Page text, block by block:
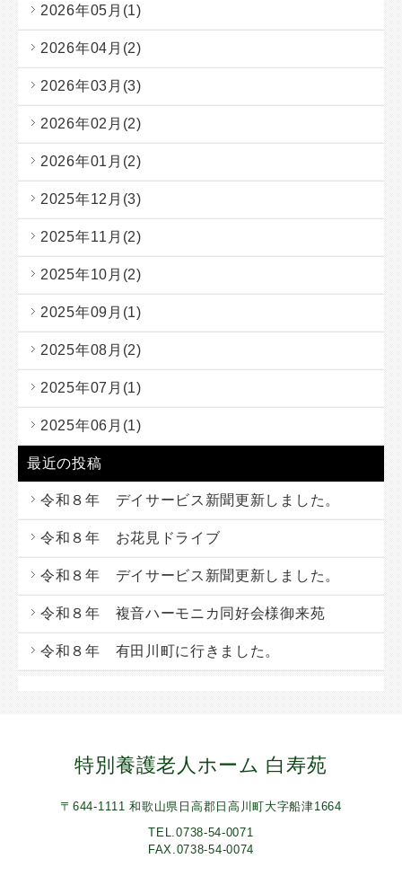
2026年05月(1)
2026年04月(2)
2026年03月(3)
2026年02月(2)
2026年01月(2)
2025年12月(3)
2025年11月(2)
2025年10月(2)
2025年09月(1)
2025年08月(2)
2025年07月(1)
2025年06月(1)
最近の投稿
令和８年 デイサービス新聞更新しました。
令和８年 お花見ドライブ
令和８年 デイサービス新聞更新しました。
令和８年 複音ハーモニカ同好会様御来苑
令和８年 有田川町に行きました。
特別養護老人ホーム 白寿苑
〒644-1111 和歌山県日高郡日高川町大字船津1664
TEL.0738-54-0071
FAX.0738-54-0074